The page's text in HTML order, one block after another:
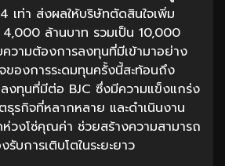
เท่า ส่งผลให้บริษัทตัดสินใจเพิ่ม
4,000 ล้านบาท รวมเป็น 10,000
วามต้องการลงทุนที่มีเข้ามาอย่าง
ของการระดมทุนครั้งนี้สะท้อนถึง
งทุนที่มีต่อ BJC ซึ่งมีความแข็งแกร่ง
รกิจที่หลากหลาย และดำเนินงาน
วงโซ่คุณค่า ช่วยสร้างความสามารถ
รับการเติบโตในระยะยาว